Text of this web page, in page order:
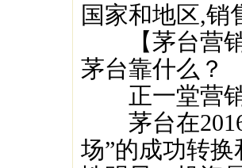
国家和地区,销
【茅台营销
茅台靠什么？
正一堂营销
茅台在2016
场”的成功转